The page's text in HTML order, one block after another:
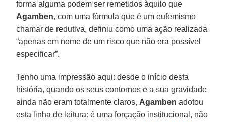
forma alguma podem ser remetidos àquilo que
Agamben, com uma fórmula que é um eufemismo
chamar de redutiva, definiu como uma ação realizada
“apenas em nome de um risco que não era possível
especificar”.
Tenho uma impressão aqui: desde o início desta
história, quando os seus contornos e a sua gravidade
ainda não eram totalmente claros, Agamben adotou
esta linha de leitura: é uma forçação institucional, não